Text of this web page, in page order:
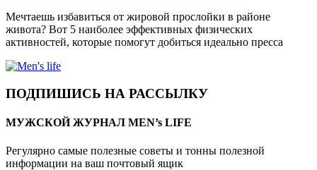
Мечтаешь избавиться от жировой прослойки в районе
живота? Вот 5 наиболее эффективных физических
активностей, которые помогут добиться идеально пресса
ПОДПИШИСЬ НА РАССЫЛКУ
МУЖСКОЙ ЖУРНАЛ MEN’s LIFE
Регулярно самые полезные советы и тонны полезной
информации на ваш почтовый ящик